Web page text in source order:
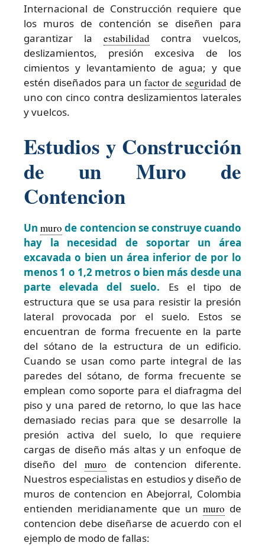
Internacional de Construcción requiere que
los muros de contención se diseñen para
garantizar la estabilidad contra vuelcos,
deslizamientos, presión excesiva de los
cimientos y levantamiento de agua; y que
estén diseñados para unfactor de seguridad de
uno con cinco contra deslizamientos laterales
y vuelcos.
Estudios y Construcción
de un Muro de
Contencion
Unmuro de contencion se construye cuando
hay la necesidad de soportar un área
excavada o bien un área inferior de por lo
menos 1 o 1,2 metros o bien más desde una
parte elevada del suelo. Es el tipo de
estructura que se usa para resistir la presión
lateral provocada por el suelo. Estos se
encuentran de forma frecuente en la parte
del sótano de la estructura de un edificio.
Cuando se usan como parte integral de las
paredes del sótano, de forma frecuente se
emplean como soporte para el diafragma del
piso y una pared de retorno, lo que las hace
demasiado recias para que se desarrolle la
presión activa del suelo, lo que requiere
cargas de diseño más altas y un enfoque de
diseño delmuro de contencion diferente.
Nuestros especialistas en estudios y diseño de
muros de contencion en Abejorral, Colombia
entienden meridianamente que un muro de
contencion debe diseñarse de acuerdo con el
ejemplo de modo de fallas: